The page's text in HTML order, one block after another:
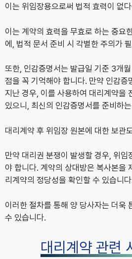
이는 위임장용으로써 법적 효력이 없
이는 계약의 효력을 무효로 하는 중요
에, 법적 문서 준비 시 각별한 주의가
또한, 인감증명서는 발급일 기준 3개
점을 꼭 기억해야 합니다. 만약 인감증
지난 경우, 이를 사용하여 대리계약을
있으니, 최신의 인감증명서를 준비하
대리계약 후 위임장 원본에 대한 보관
만약 대리권 분쟁이 발생할 경우, 위임
야 합니다. 계약의 상대방은 복사본을
리계약의 정당성을 확인할 수 있습니
이러한 절차를 통해 양 당사자는 더욱
수 있습니다.
대리계약 관련